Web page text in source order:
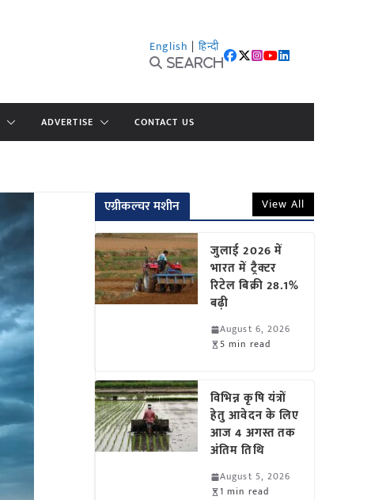
English | हिन्दी
Search
ADVERTISE CONTACT US
एग्रीकल्चर मशीन View All
जुलाई 2026 में
भारत में ट्रैक्टर
रिटेल बिक्री 28.1%
बढ़ी
August 6, 2026
5 min read
विभिन्न कृषि यंत्रों
हेतु आवेदन के लिए
आज 4 अगस्त तक
अंतिम तिथि
August 5, 2026
1 min read